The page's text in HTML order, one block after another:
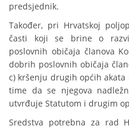
predsjednik.
Također, pri Hrvatskoj
časti koji se brine o
poslovnih običaja članova
dobrih poslovnih običaja
c) kršenju drugih općih akata
time da se njegova
utvrđuje Statutom i drugim
Sredstva potrebna za rad